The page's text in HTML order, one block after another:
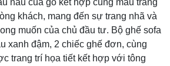
khách, mang đến sự trang nhã và
muốn của chủ đầu tư. Bộ ghế sofa
xanh đậm, 2 chiếc ghế đơn, cùng
trang trí họa tiết kết hợp với tông